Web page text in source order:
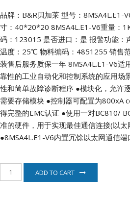
品牌：B&R贝加莱 型号：8MSA4L.E1-
寸：40*20*20 8MSA4L.E1-V6重量：
码：123015 是否进口：是 报警功能：
温度：25℃ 物料编码：4851255 销售
装售后服务质保一年 8MSA4L.E1-V6适
靠性的工业自动化和控制系统的应用场
性和简单故障诊断程序 ●模块化，允许
需要存储模块 ●控制器可配置为800xA
得完整的EMC认证 ●使用一对BC810/
准的硬件，用于实现最佳通信连接(以
●8MSA4L.E1-V6内置冗馀以太网通信端
ADD TO CART